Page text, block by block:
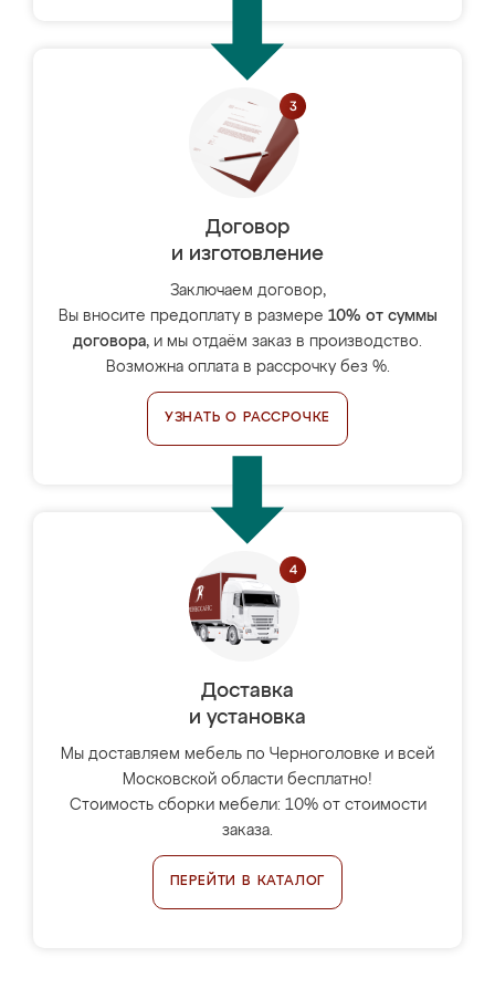
Договор
и изготовление
Заключаем договор,
Вы вносите предоплату в размере 10% от суммы
договора, и мы отдаём заказ в производство.
Возможна оплата в рассрочку без %.
УЗНАТЬ О РАССРОЧКЕ
Доставка
и установка
Мы доставляем мебель по Черноголовке и всей
Московской области бесплатно!
Стоимость сборки мебели: 10% от стоимости
заказа.
ПЕРЕЙТИ В КАТАЛОГ